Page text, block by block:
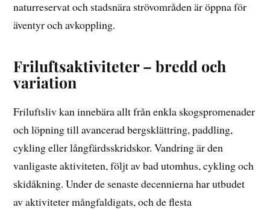
naturreservat och stadsnära strövområden är öppna för
äventyr och avkoppling.
Friluftsaktiviteter – bredd och
variation
Friluftsliv kan innebära allt från enkla skogspromenader
och löpning till avancerad bergsklättring, paddling,
cykling eller långfärdsskridskor. Vandring är den
vanligaste aktiviteten, följt av bad utomhus, cykling och
skidåkning. Under de senaste decennierna har utbudet
av aktiviteter mångfaldigats, och de flesta